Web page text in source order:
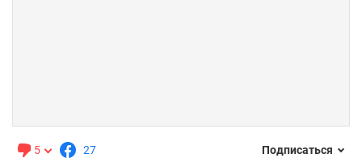
5 27 Подписаться